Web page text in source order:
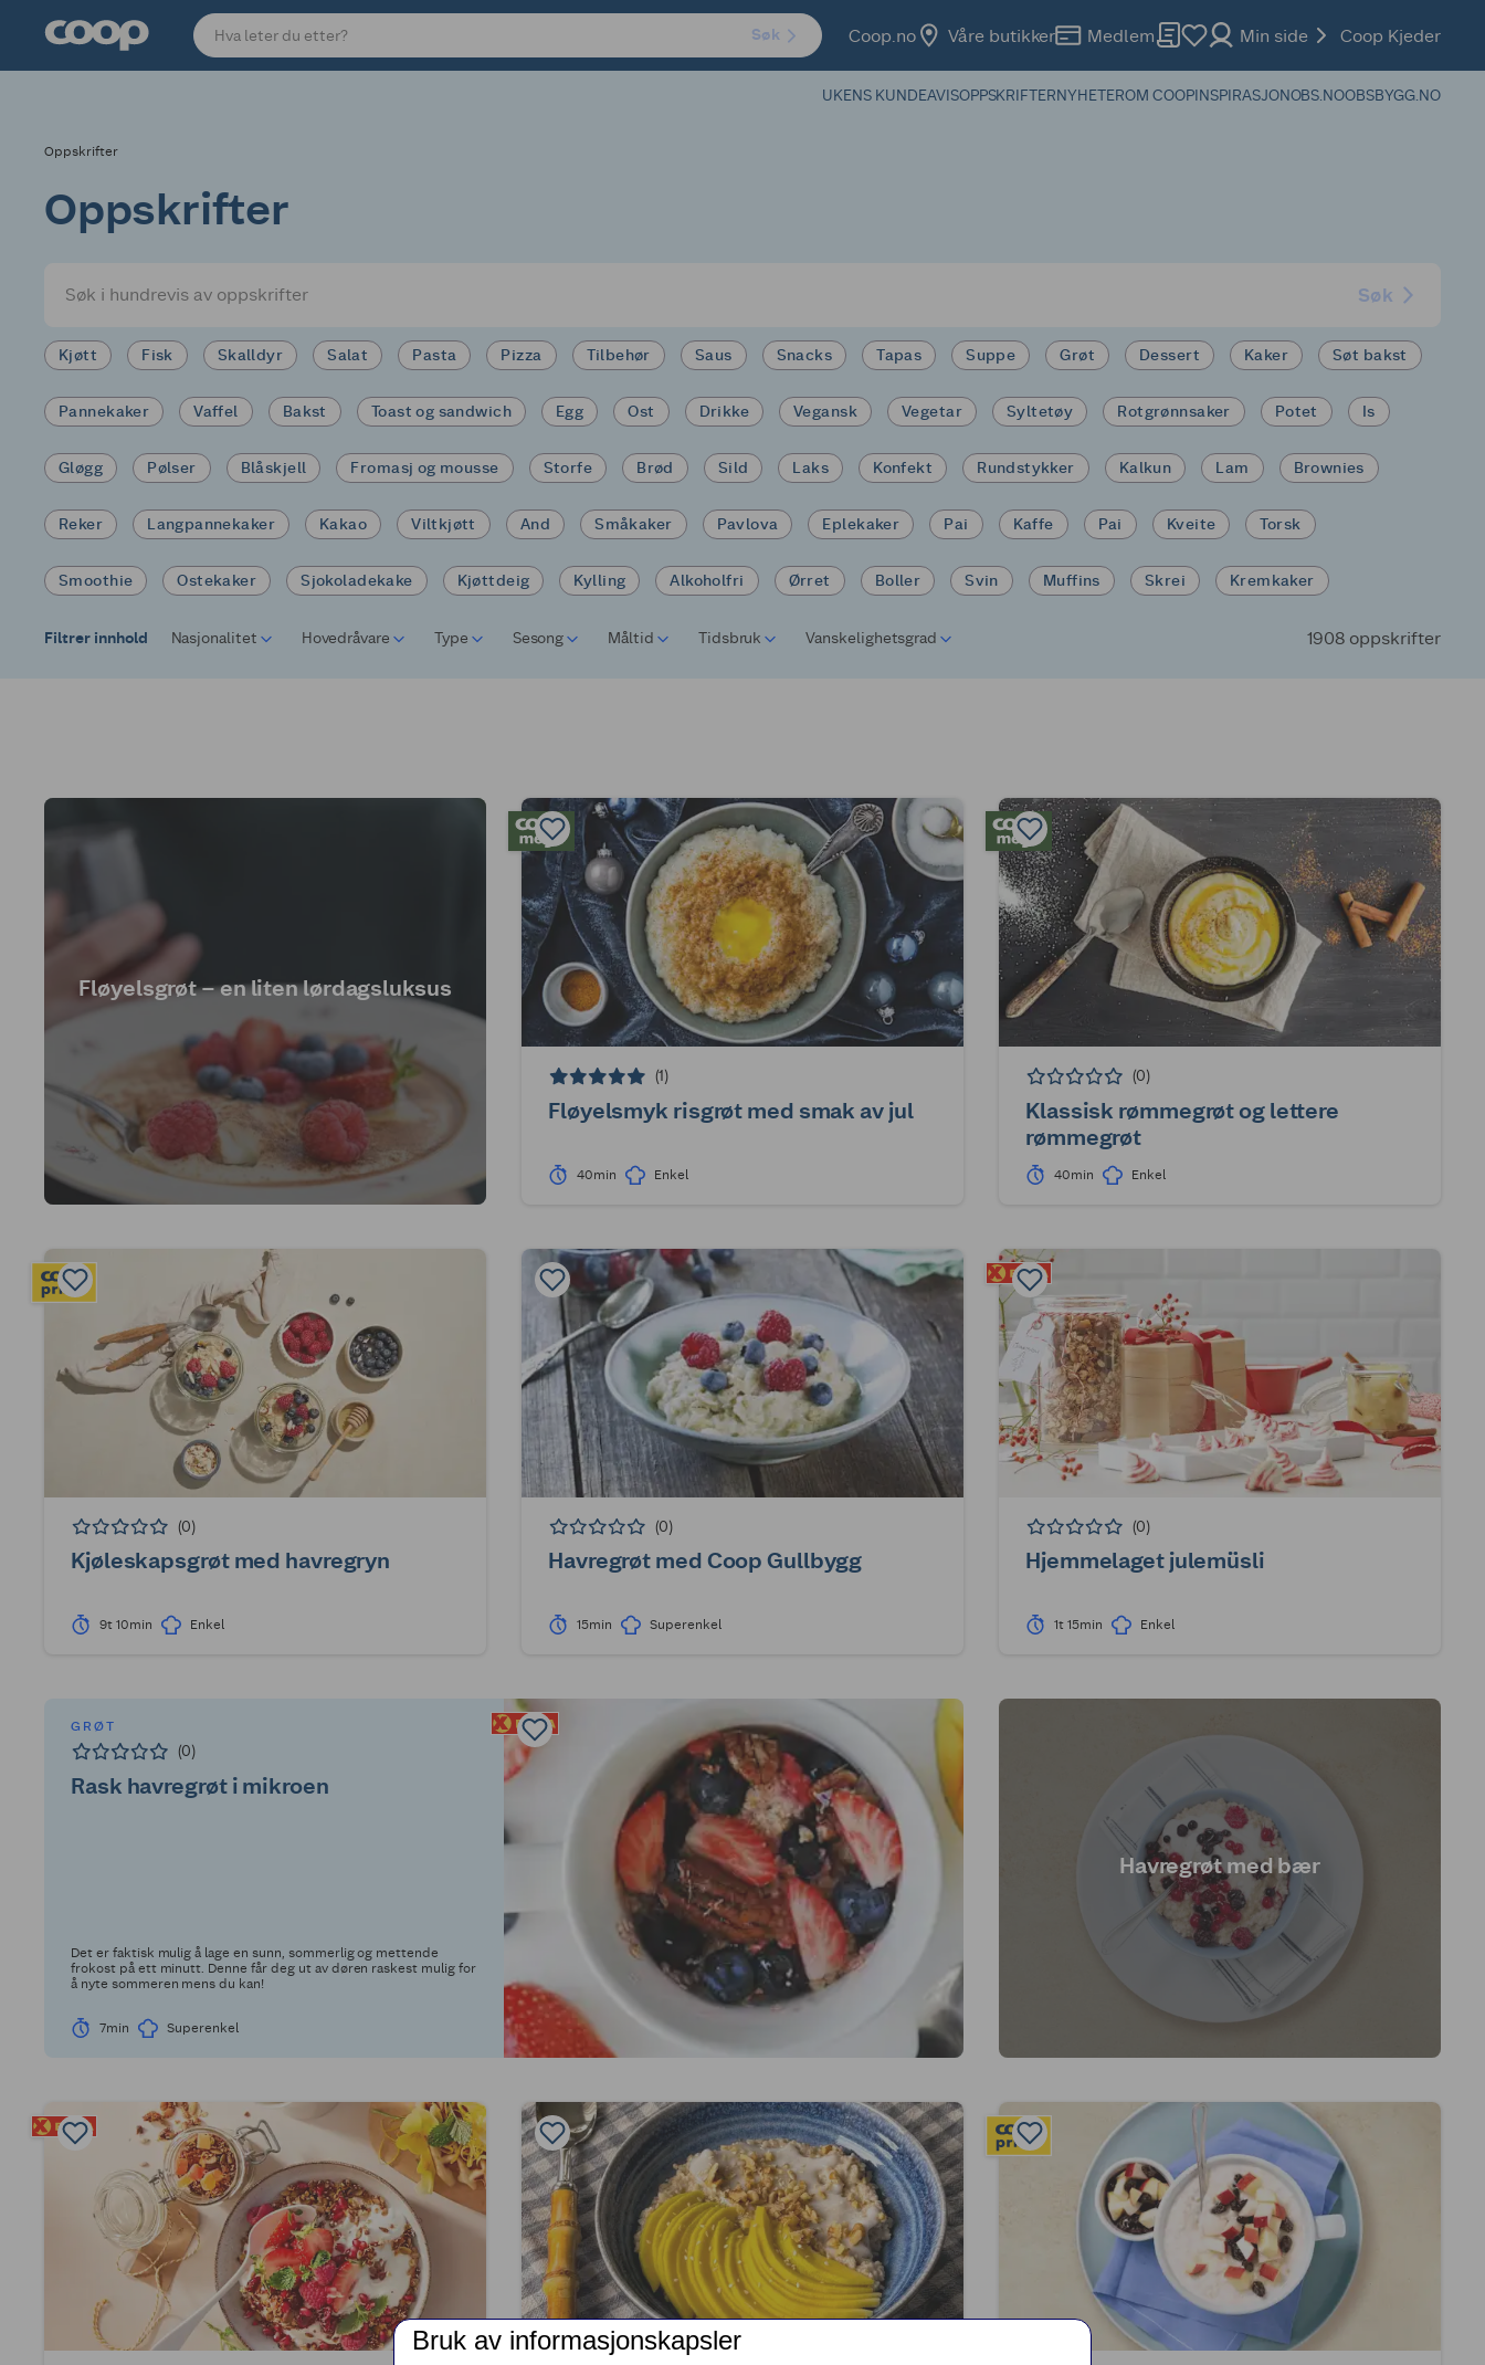
Søk Coop.no Våre butikker Medlem Min side Coop Kjeder
UKENS KUNDEAVISOPPSKRIFTERNYHETEROM COOPINSPIRASJONOBS.NOOBSBYGG.NO
Oppskrifter
Oppskrifter
Søk
Kjøtt Fisk Skalldyr Salat Pasta Pizza Tilbehør Saus Snacks Tapas Suppe Grøt Dessert Kaker Søt bakst
Pannekaker Vaffel Bakst Toast og sandwich Egg Ost Drikke Vegansk Vegetar Syltetøy Rotgrønnsaker Potet Is
Gløgg Pølser Blåskjell Fromasj og mousse Storfe Brød Sild Laks Konfekt Rundstykker Kalkun Lam Brownies
Reker Langpannekaker Kakao Viltkjøtt And Småkaker Pavlova Eplekaker Pai Kaffe Pai Kveite Torsk
Smoothie Ostekaker Sjokoladekake Kjøttdeig Kylling Alkoholfri Ørret Boller Svin Muffins Skrei Kremkaker
Filtrer innhold Nasjonalitet Hovedråvare Type Sesong Måltid Tidsbruk Vanskelighetsgrad 1908 oppskrifter
Fløyelsgrøt – en liten lørdagsluksus
(1)
Fløyelsmyk risgrøt med smak av jul
40min Enkel
(0)
Klassisk rømmegrøt og lettere
rømmegrøt
40min Enkel
(0)
Kjøleskapsgrøt med havregryn
9t 10min Enkel
(0)
Havregrøt med Coop Gullbygg
15min Superenkel
(0)
Hjemmelaget julemüsli
1t 15min Enkel
GRØT
(0)
Rask havregrøt i mikroen
Det er faktisk mulig å lage en sunn, sommerlig og mettende
frokost på ett minutt. Denne får deg ut av døren raskest mulig for
å nyte sommeren mens du kan!
7min Superenkel
Havregrøt med bær
Bruk av informasjonskapsler